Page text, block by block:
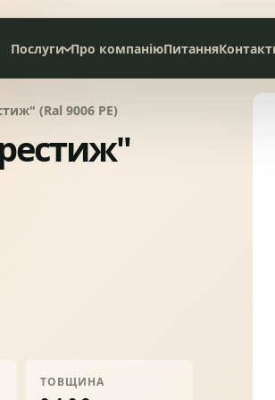
Послуги Про компаніюПитання
(Ral 9006 PE)
ТОВЩИНА